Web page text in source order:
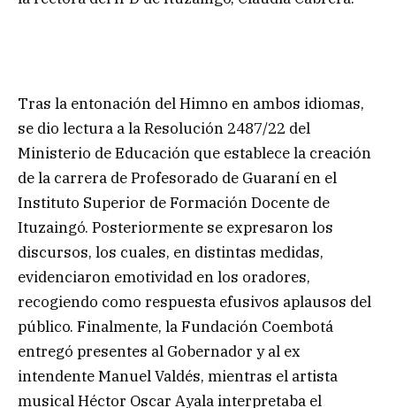
Tras la entonación del Himno en ambos idiomas,
se dio lectura a la Resolución 2487/22 del
Ministerio de Educación que establece la creación
de la carrera de Profesorado de Guaraní en el
Instituto Superior de Formación Docente de
Ituzaingó. Posteriormente se expresaron los
discursos, los cuales, en distintas medidas,
evidenciaron emotividad en los oradores,
recogiendo como respuesta efusivos aplausos del
público. Finalmente, la Fundación Coembotá
entregó presentes al Gobernador y al ex
intendente Manuel Valdés, mientras el artista
musical Héctor Oscar Ayala interpretaba el